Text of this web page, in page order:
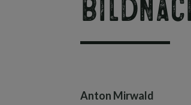
Anton Mirwald